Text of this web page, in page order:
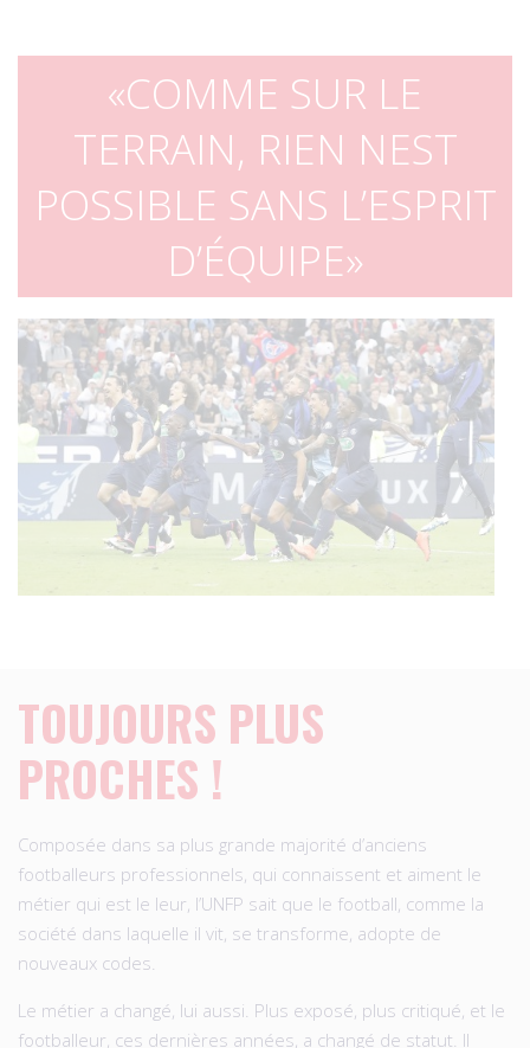
COMME SUR LE
TERRAIN, RIEN NEST
POSSIBLE SANS L’ESPRIT
D’ÉQUIPE
TOUJOURS PLUS
PROCHES !
Composée dans sa plus grande majorité d’anciens
footballeurs professionnels, qui connaissent et aiment le
métier qui est le leur, l’UNFP sait que le football, comme la
société dans laquelle il vit, se transforme, adopte de
nouveaux codes.
Le métier a changé, lui aussi. Plus exposé, plus critiqué, et le
footballeur, ces dernières années, a changé de statut. Il